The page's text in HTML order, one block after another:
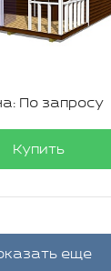
По запросу
Купить
еще